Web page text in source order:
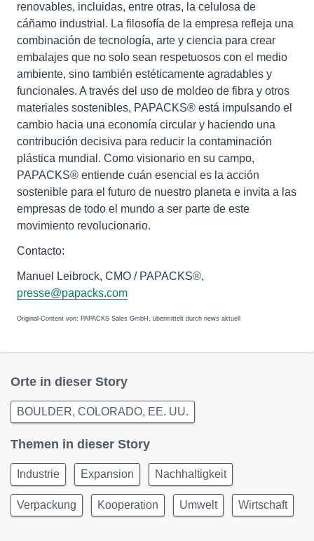
renovables, incluidas, entre otras, la celulosa de
cáñamo industrial. La filosofía de la empresa refleja una
combinación de tecnología, arte y ciencia para crear
embalajes que no solo sean respetuosos con el medio
ambiente, sino también estéticamente agradables y
funcionales. A través del uso de moldeo de fibra y otros
materiales sostenibles, PAPACKS® está impulsando el
cambio hacia una economía circular y haciendo una
contribución decisiva para reducir la contaminación
plástica mundial. Como visionario en su campo,
PAPACKS® entiende cuán esencial es la acción
sostenible para el futuro de nuestro planeta e invita a las
empresas de todo el mundo a ser parte de este
movimiento revolucionario.
Contacto:
Manuel Leibrock, CMO / PAPACKS®,
presse@papacks.com
Original-Content von: PAPACKS Sales GmbH, übermittelt durch news aktuell
Orte in dieser Story
BOULDER, COLORADO, EE. UU.
Themen in dieser Story
Industrie Expansion Nachhaltigkeit
Verpackung Kooperation Umwelt Wirtschaft